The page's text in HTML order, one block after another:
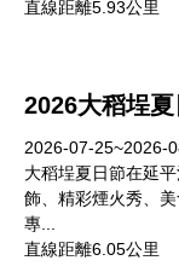
直線距離5.93公里
2026大稻埕
2026-07-25~2026-
大稻埕夏日節在延
飾、精彩煙火秀、
專...
直線距離6.05公里